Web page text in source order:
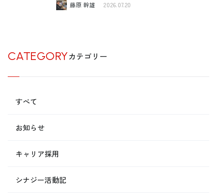
藤原 幹雄 2026.07.20
CATEGORYカテゴリー
すべて
お知らせ
キャリア採用
シナジー活動記